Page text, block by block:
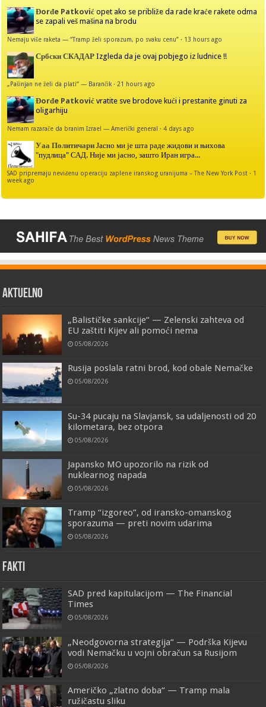
Đorđe Patković opet ako se približe da rade kraće rakete odma
se zapali veš mašina na brodu
Nemaju više raketa — “Tramp želi sporazum, po svaku cenu” · 13 hours ago
Србски СКАДАР Izgleda da je ovaj pobjego iz ludnice !!
„Pašinjan ne želi da plati“ — Barančik · 21 hours ago
Đorđe Patković vratite sve brodove kući i prestanite ginuti za
oligarhiju
Nemam razarače da branim Izrael — Američki general ·4 days ago
Уаа Политичари Јасно ми је шта раде жидови и њихова
"пудлица" САД. Није ми јасно, зашто Иран игра...
SAD pripremaju neviđenu operaciju zaplene iranskog uranijuma – The New York Post · 1
week ago
AKTUELNO
„Balističke sankcije“ — Zelenski zahteva od
EU zaštiti Kijev ali pomoći nema
05/08/2026
Rusija poslala ratni brod, kod obale Nemačke
05/08/2026
Su-34 pucaju na Slavjansk, sa udaljenosti od 20
kilometara, bez otpora
05/08/2026
Japansko MO upozorilo na rizik od
nuklearnog napada
05/08/2026
Tramp “izgoreo”, od iransko-omanskog
sporazuma — preti novim udarima
05/08/2026
FAKTI
SAD pred kapitulacijom — The Financial
Times
05/08/2026
„Neodgovorna strategija“ — Podrška Kijevu
vodi Nemačku u vojni obračun sa Rusijom
05/08/2026
Američko „zlatno doba“ — Tramp mala
ružičastu sliku